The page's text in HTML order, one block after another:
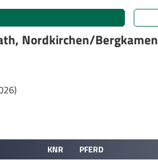
Nordkirchen/Bergkamen
KNR PFERD